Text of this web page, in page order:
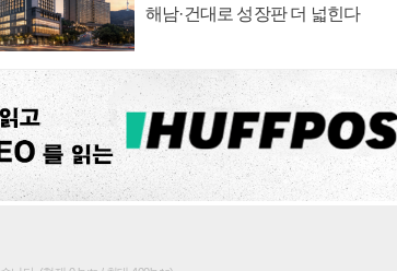
해남·건대로 성장판 더 넓힌다